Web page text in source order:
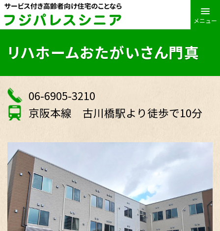
メニュー
リハホームおたがいさん門真
06-6905-3210
京阪本線 古川橋駅より徒歩で10分